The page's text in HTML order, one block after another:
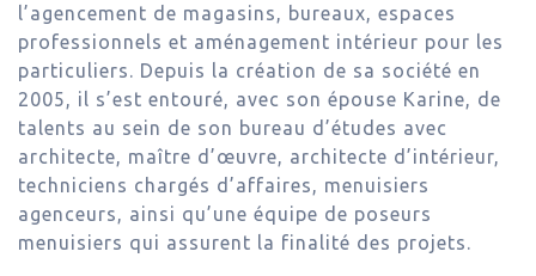
l’agencement de magasins, bureaux, espaces
professionnels et aménagement intérieur pour les
particuliers. Depuis la création de sa société en
2005, il s’est entouré, avec son épouse Karine, de
talents au sein de son bureau d’études avec
architecte, maître d’œuvre, architecte d’intérieur,
techniciens chargés d’affaires, menuisiers
agenceurs, ainsi qu’une équipe de poseurs
menuisiers qui assurent la finalité des projets.